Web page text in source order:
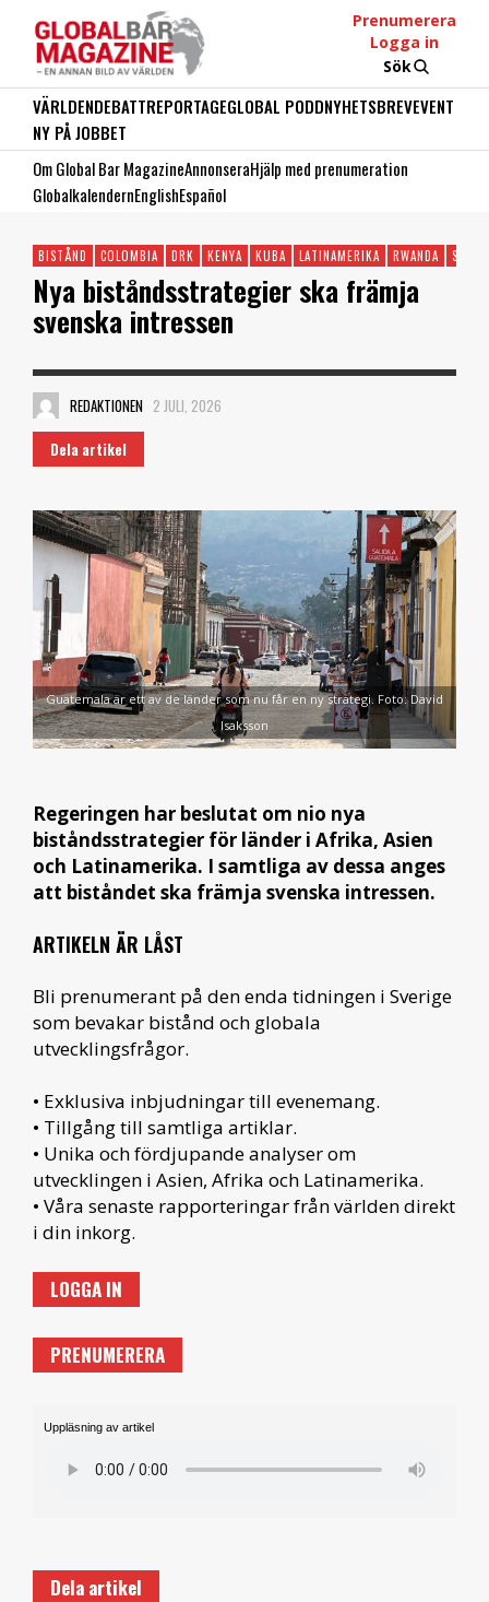
Prenumerera
Logga in
Sök
VÄRLDENDEBATTREPORTAGEGLOBAL PODDNYHETSBREVEVENT
NY PÅ JOBBET
Om Global Bar MagazineAnnonseraHjälp med prenumeration
GlobalkalendernEnglishEspañol
BISTÅND COLOMBIA DRK KENYA KUBA LATINAMERIKA RWANDA SUDAN
Nya biståndsstrategier ska främja
svenska intressen
REDAKTIONEN 2 JULI, 2026
Dela artikel
Guatemala är ett av de länder som nu får en ny strategi. Foto: David
Isaksson
Regeringen har beslutat om nio nya
biståndsstrategier för länder i Afrika, Asien
och Latinamerika. I samtliga av dessa anges
att biståndet ska främja svenska intressen.
ARTIKELN ÄR LÅST
Bli prenumerant på den enda tidningen i Sverige
som bevakar bistånd och globala
utvecklingsfrågor.
• Exklusiva inbjudningar till evenemang.
• Tillgång till samtliga artiklar.
• Unika och fördjupande analyser om
utvecklingen i Asien, Afrika och Latinamerika.
• Våra senaste rapporteringar från världen direkt
i din inkorg.
LOGGA IN
PRENUMERERA
Uppläsning av artikel
Dela artikel